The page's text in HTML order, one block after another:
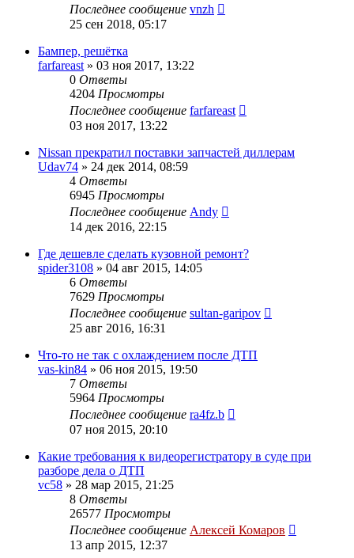
Последнее сообщение vnzh
25 сен 2018, 05:17
Бампер, решётка
farfareast » 03 ноя 2017, 13:22
0 Ответы
4204 Просмотры
Последнее сообщение farfareast
03 ноя 2017, 13:22
Nissan прекратил поставки запчастей диллерам
Udav74 » 24 дек 2014, 08:59
4 Ответы
6945 Просмотры
Последнее сообщение Andy
14 дек 2016, 22:15
Где дешевле сделать кузовной ремонт?
spider3108 » 04 авг 2015, 14:05
6 Ответы
7629 Просмотры
Последнее сообщение sultan-garipov
25 авг 2016, 16:31
Что-то не так с охлаждением после ДТП
vas-kin84 » 06 ноя 2015, 19:50
7 Ответы
5964 Просмотры
Последнее сообщение ra4fz.b
07 ноя 2015, 20:10
Какие требования к видеорегистратору в суде при
разборе дела о ДТП
vc58 » 28 мар 2015, 21:25
8 Ответы
26577 Просмотры
Последнее сообщение Алексей Комаров
13 апр 2015, 12:37